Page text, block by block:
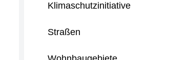
Klimaschutzinitiative
Straßen